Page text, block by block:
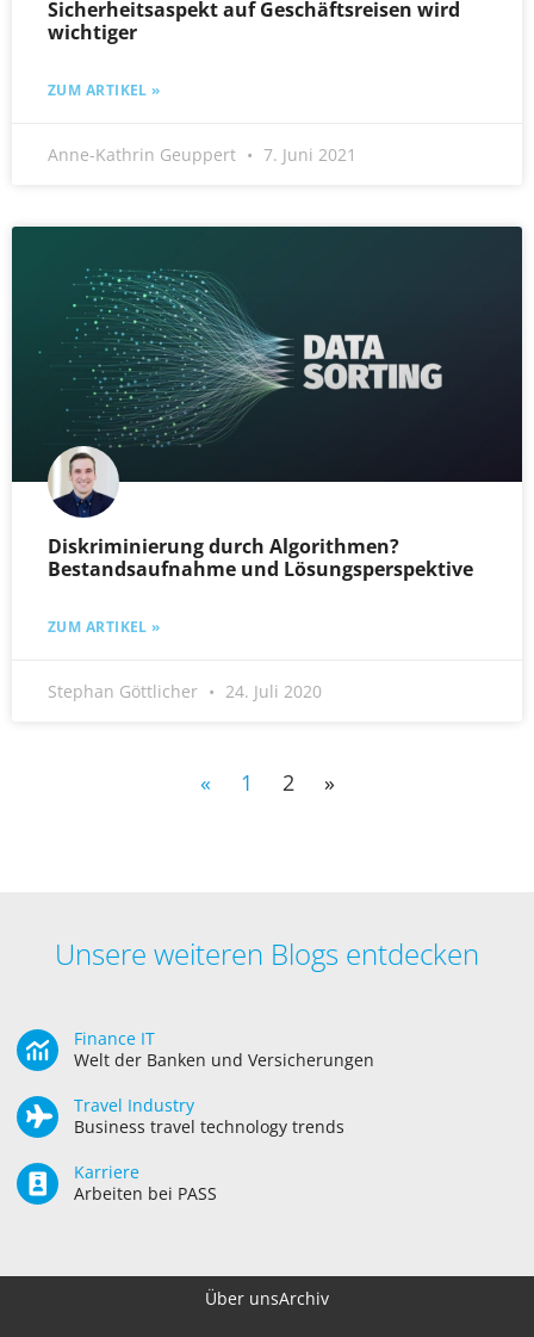
Sicherheitsaspekt auf Geschäftsreisen wird
wichtiger
ZUM ARTIKEL »
Anne-Kathrin Geuppert 7. Juni 2021
Diskriminierung durch Algorithmen?
Bestandsaufnahme und Lösungsperspektive
ZUM ARTIKEL »
Stephan Göttlicher 24. Juli 2020
« 1 2 »
Unsere weiteren Blogs entdecken
Finance IT
Welt der Banken und Versicherungen
Travel Industry
Business travel technology trends
Karriere
Arbeiten bei PASS
Über unsArchiv